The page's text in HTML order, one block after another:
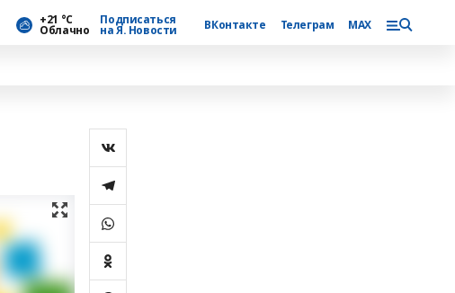
+21 °С
Облачно
Подписаться
на Я. Новости ВКонтакте Телеграм MAX